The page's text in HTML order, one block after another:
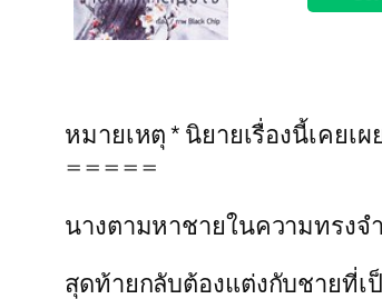
หมายเหตุ * นิยายเรื่องนี้เคยเ
=====
นางตามหาชายในความทรง
สุดท้ายกลับต้องแต่งกับชายที่